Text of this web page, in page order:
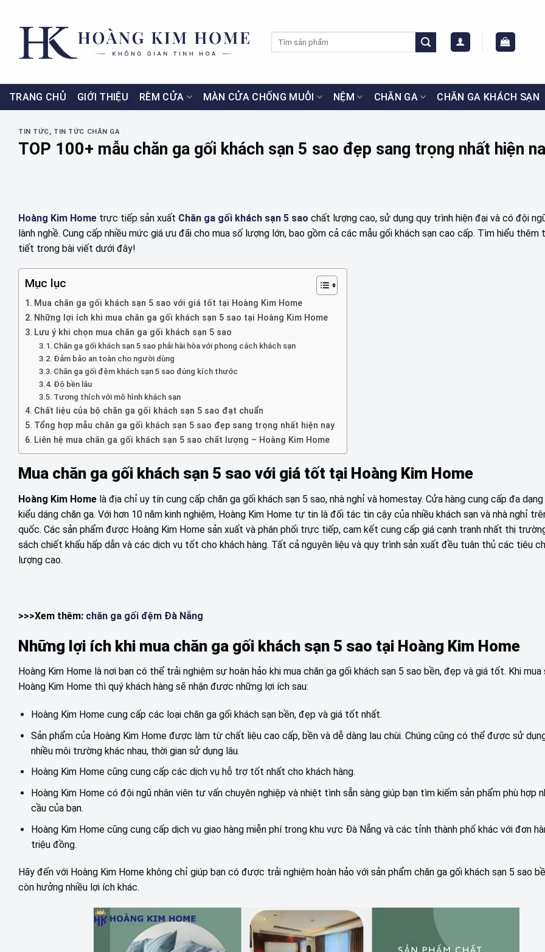
TRANG CHỦ GIỚI THIỆU RÈM CỬA MÀN CỬA CHỐNG MUỖI NỆM CHĂN GA CHĂN GA KHÁCH SẠN
TIN TỨC, TIN TỨC CHĂN GA
TOP 100+ mẫu chăn ga gối khách sạn 5 sao đẹp sang trọng nhất hiện
Hoàng Kim Home trực tiếp sản xuất Chăn ga gối khách sạn 5 sao chất lượng cao, sử dụng quy trình hiện đại và có đội
lành nghề. Cung cấp nhiều mức giá ưu đãi cho mua số lượng lớn, bao gồm cả các mẫu gối khách sạn cao cấp. Tìm hiểu thêm
tiết trong bài viết dưới đây!
Mục lục
Mua chăn ga gối khách sạn 5 sao với giá tốt tại Hoàng Kim Home
Những lợi ích khi mua chăn ga gối khách sạn 5 sao tại Hoàng Kim Home
Lưu ý khi chọn mua chăn ga gối khách sạn 5 sao
Chăn ga gối khách sạn 5 sao phải hài hòa với phong cách khách sạn
Đảm bảo an toàn cho người dùng
Chăn ga gối đệm khách sạn 5 sao đúng kích thước
Độ bền lâu
Tương thích với mô hình khách sạn
Chất liệu của bộ chăn ga gối khách sạn 5 sao đạt chuẩn
Tổng hợp mẫu chăn ga gối khách sạn 5 sao đẹp sang trọng nhất hiện nay
Liên hệ mua chăn ga gối khách sạn 5 sao chất lượng – Hoàng Kim Home
Mua chăn ga gối khách sạn 5 sao với giá tốt tại Hoàng Kim Home
Hoàng Kim Home là địa chỉ uy tín cung cấp chăn ga gối khách sạn 5 sao, nhà nghỉ và homestay. Cửa hàng cung cấp đa
kiểu dáng chăn ga. Với hơn 10 năm kinh nghiệm, Hoàng Kim Home tự tin là đối tác tin cậy của nhiều khách sạn và nhà nghỉ
quốc. Các sản phẩm được Hoàng Kim Home sản xuất và phân phối trực tiếp, cam kết cung cấp giá cạnh tranh nhất thị
sách chiết khấu hấp dẫn và các dịch vụ tốt cho khách hàng. Tất cả nguyên liệu và quy trình sản xuất đều tuân thủ các tiêu
lượng cao.
>>>Xem thêm: chăn ga gối đệm Đà Nẵng
Những lợi ích khi mua chăn ga gối khách sạn 5 sao tại Hoàng Kim Home
Hoàng Kim Home là nơi bạn có thể trải nghiệm sự hoàn hảo khi mua chăn ga gối khách sạn 5 sao bền, đẹp và giá tốt. Khi mua
Hoàng Kim Home thì quý khách hàng sẽ nhận được những lợi ích sau:
Hoàng Kim Home cung cấp các loại chăn ga gối khách sạn bền, đẹp và giá tốt nhất.
Sản phẩm của Hoàng Kim Home được làm từ chất liệu cao cấp, bền và dễ dàng lau chùi. Chúng cũng có thể được sử
nhiều môi trường khác nhau, thời gian sử dụng lâu.
Hoàng Kim Home cũng cung cấp các dịch vụ hỗ trợ tốt nhất cho khách hàng.
Hoàng Kim Home có đội ngũ nhân viên tư vấn chuyên nghiệp và nhiệt tình sẵn sàng giúp bạn tìm kiếm sản phẩm phù hợp
cầu của bạn.
Hoàng Kim Home cũng cung cấp dịch vụ giao hàng miễn phí trong khu vực Đà Nẵng và các tỉnh thành phố khác với đơn
triệu đồng.
Hãy đến với Hoàng Kim Home không chỉ giúp bạn có được trải nghiệm hoàn hảo với sản phẩm chăn ga gối khách sạn 5 sao
còn hưởng nhiều lợi ích khác.